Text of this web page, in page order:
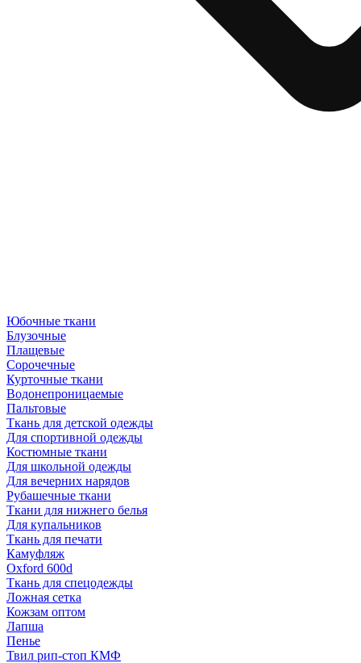
Юбочные ткани
Блузочные
Плащевые
Сорочечные
Курточные ткани
Водонепроницаемые
Пальтовые
Ткань для детской одежды
Для спортивной одежды
Костюмные ткани
Для школьной одежды
Для вечерних нарядов
Рубашечные ткани
Ткани для нижнего белья
Для купальников
Ткань для печати
Камуфляж
Oxford 600d
Ткань для спецодежды
Ложная сетка
Кожзам оптом
Лапша
Пенье
Твил рип-стоп КМФ